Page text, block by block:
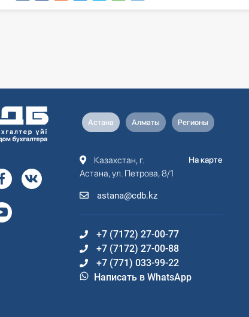
Астана Алматы Регионы
Казахстан, г.
Астана, ул. Петрова, 8/1
astana@cdb.kz
На карте
+7 (7172) 27-00-77
+7 (7172) 27-00-88
+7 (771) 033-99-22
Написать в WhatsApp